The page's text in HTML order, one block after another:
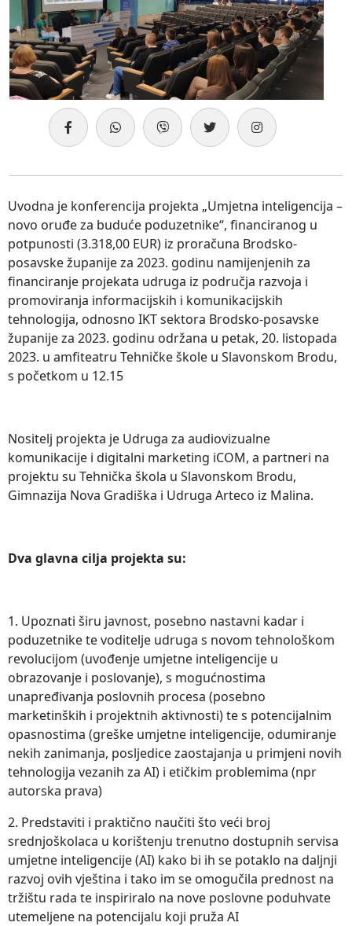
Uvodna je konferencija projekta „Umjetna inteligencija –
novo oruđe za buduće poduzetnike“, financiranog u
potpunosti (3.318,00 EUR) iz proračuna Brodsko-
posavske županije za 2023. godinu namijenjenih za
financiranje projekata udruga iz područja razvoja i
promoviranja informacijskih i komunikacijskih
tehnologija, odnosno IKT sektora Brodsko-posavske
županije za 2023. godinu održana u petak, 20. listopada
2023. u amfiteatru Tehničke škole u Slavonskom Brodu,
s početkom u 12.15
Nositelj projekta je Udruga za audiovizualne
komunikacije i digitalni marketing iCOM, a partneri na
projektu su Tehnička škola u Slavonskom Brodu,
Gimnazija Nova Gradiška i Udruga Arteco iz Malina.
Dva glavna cilja projekta su:
1. Upoznati širu javnost, posebno nastavni kadar i
poduzetnike te voditelje udruga s novom tehnološkom
revolucijom (uvođenje umjetne inteligencije u
obrazovanje i poslovanje), s mogućnostima
unapređivanja poslovnih procesa (posebno
marketinških i projektnih aktivnosti) te s potencijalnim
opasnostima (greške umjetne inteligencije, odumiranje
nekih zanimanja, posljedice zaostajanja u primjeni novih
tehnologija vezanih za AI) i etičkim problemima (npr
autorska prava)
2. Predstaviti i praktično naučiti što veći broj
srednjoškolaca u korištenju trenutno dostupnih servisa
umjetne inteligencije (AI) kako bi ih se potaklo na daljnji
razvoj ovih vještina i tako im se omogučila prednost na
tržištu rada te inspiriralo na nove poslovne poduhvate
utemeljene na potencijalu koji pruža AI